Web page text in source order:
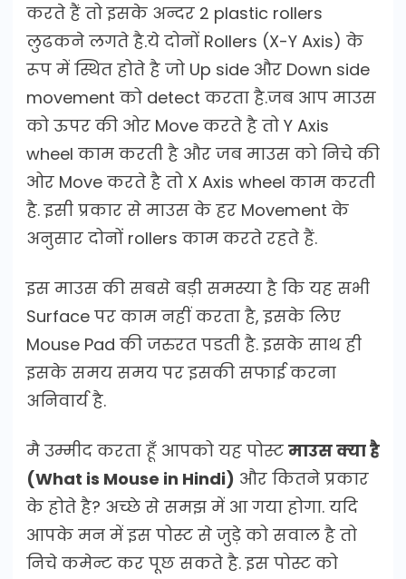
करते हैं तो इसके अन्दर 2 plastic rollers
लुढकने लगते है.ये दोनों Rollers (X-Y Axis) के
रूप में स्थित होते है जो Up side और Down side
movement को detect करता है.जब आप माउस
को ऊपर की ओर Move करते है तो Y Axis
wheel काम करती है और जब माउस को निचे की
ओर Move करते है तो X Axis wheel काम करती
है. इसी प्रकार से माउस के हर Movement के
अनुसार दोनों rollers काम करते रहते हैं.
इस माउस की सबसे बड़ी समस्या है कि यह सभी
Surface पर काम नहीं करता है, इसके लिए
Mouse Pad की जरुरत पडती है. इसके साथ ही
इसके समय समय पर इसकी सफाई करना
अनिवार्य है.
मै उम्मीद करता हूँ आपको यह पोस्ट माउस क्या है
(What is Mouse in Hindi) और कितने प्रकार
के होते है? अच्छे से समझ में आ गया होगा. यदि
आपके मन में इस पोस्ट से जुड़े को सवाल है तो
निचे कमेन्ट कर पूछ सकते है. इस पोस्ट को